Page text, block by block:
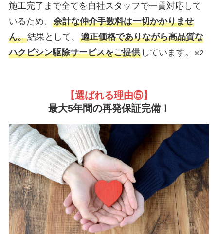
施工完了まで全てを自社スタッフで一貫対応して
いるため、 余計な仲介手数料は一切かかりませ
ん。結果として、 適正価格でありながら高品質な
ハクビシン駆除サービスをご提供しています。 ※2
【選ばれる理由⑤】
最大5年間の再発保証完備！